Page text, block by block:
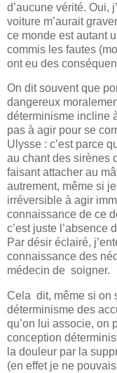
d’aucune vérité. Oui,
voiture m’aurait
ce monde est autant
commis les fautes
ont eu des
On dit souvent que
dangereux
déterminisme incline
pas à agir pour se
Ulysse : c’est parce
au chant des sirènes
faisant attacher au
autrement, même si
irréversible à agir
connaissance de ce
c’est juste l’absence
Par désir éclairé,
connaissance des
médecin de soigner.
Cela dit, même si on
déterminisme des
qu’on lui associe, on
conception
la douleur par la
(en effet je ne